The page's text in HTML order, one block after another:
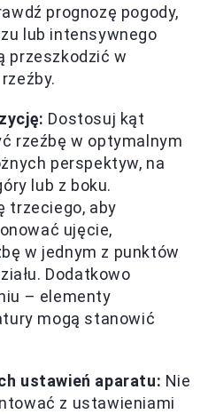
prognozę pogody,
lub intensywnego
przeszkodzić w
Dostosuj kąt
rzeźbę w optymalnym
perspektyw, na
lub z boku.
trzeciego, aby
ujęcie,
w jednym z punktów
Dodatkowo
– elementy
mogą stanowić
ustawień aparatu: Nie
z ustawieniami